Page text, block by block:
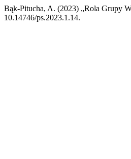
Bąk-Pitucha, A. (2023) „Rola Grupy
10.14746/ps.2023.1.14.